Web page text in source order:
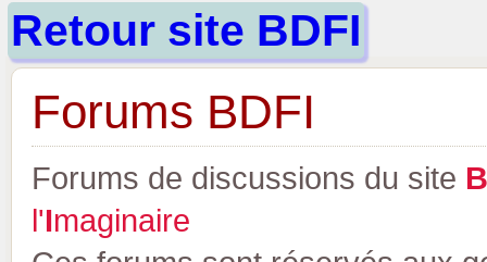
Retour site BDFI
Forums BDFI
Forums de discussions du site B
l'Imaginaire